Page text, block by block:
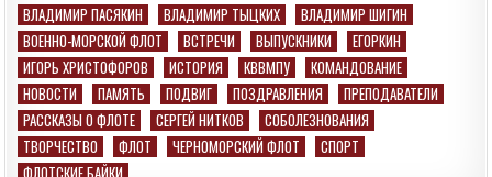
ВЛАДИМИР ПАСЯКИН
ВЛАДИМИР ТЫЦКИХ
ВЛАДИМИР ШИГИН
ВОЕННО-МОРСКОЙ ФЛОТ
ВСТРЕЧИ ВЫПУСКНИКИ
ЕГОРКИН
ИГОРЬ ХРИСТОФОРОВ
ИСТОРИЯ КВВМПУ
КОМАНДОВАНИЕ
НОВОСТИ
ПАМЯТЬ ПОДВИГ ПОЗДРАВЛЕНИЯ
ПРЕПОДАВАТЕЛИ
РАССКАЗЫ О ФЛОТЕ
СЕРГЕЙ НИТКОВ
СОБОЛЕЗНОВАНИЯ
ТВОРЧЕСТВО
ФЛОТ ЧЕРНОМОРСКИЙ ФЛОТ
СПОРТ
ФЛОТСКИЕ БАЙКИ